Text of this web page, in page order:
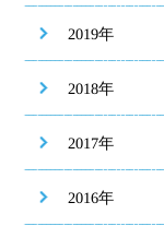
2019年
2018年
2017年
2016年